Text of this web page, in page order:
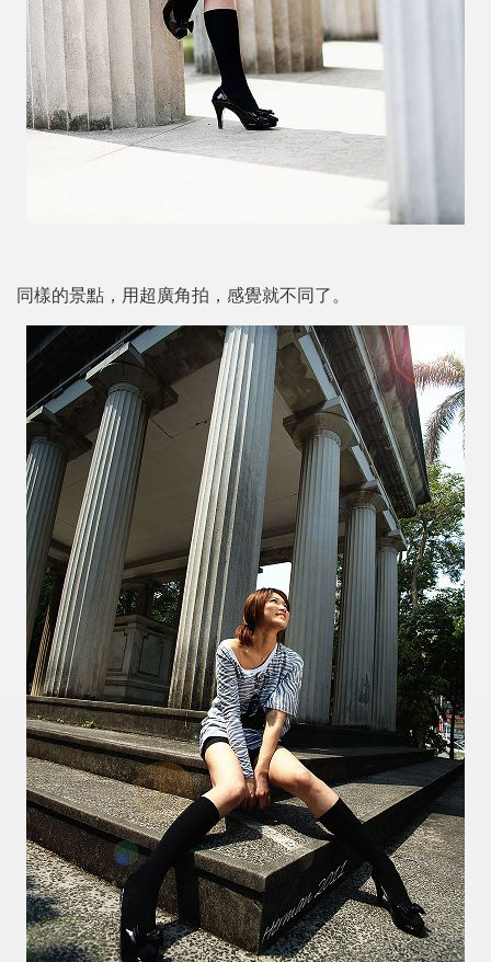
同樣的景點，用超廣角拍，感覺就不同了。